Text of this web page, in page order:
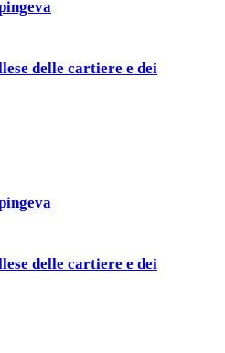
delle cartiere e dei
delle cartiere e dei